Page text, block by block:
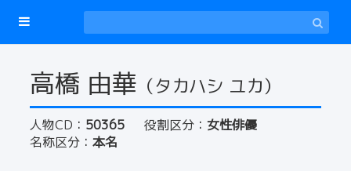
高橋 由華 （タカハシ ユカ）
人物CD： 50365 役割区分： 女性俳優
名称区分： 本名